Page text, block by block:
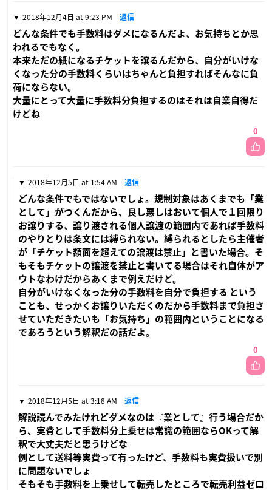
2018年12月4日 at 9:23 PM 返信
どんな条件でも手数料はダメになるんだよ、お気持ちとか思
われるでもなく。
本来ただの紙になるチケットを譲るんだから、自分がいけな
くなった分の手数料くらいはちゃんと負担すればそんなに負
荷にならない。
大量にとって大量に手数料分負担するのはそれは自業自得だ
けどね
0
2018年12月5日 at 1:54 AM 返信
どんな条件でもではないでしょ。規制対象はあくまでも「業
として」がつくんだから、良し悪しはおいて個人で１回限り
お譲りする、譲り渡される個人譲渡の範囲内であれば手数料
のやりとりは条文には縛られない。縛られるとしたら主催者
が「チケット額面を超えての譲渡は禁止」と書いた場合。そ
もそもチケットの譲渡を禁止と書いてる場合はそれ自体がア
ウトなわけだからあくまで例えだけど。
自分がいけなくなった分の手数料を自分で負担する という
ことも、せっかくお譲りいただくのだから手数料まで負担さ
せていただきたいも「お気持ち」の範囲内ということになる
であろうという解釈だの話だよ。
0
2018年12月5日 at 3:18 AM 返信
解説読んでみたけれどダメなのは『業として』行う場合だか
ら、実費として手数料分上乗せは常識の範囲ならOKって解
釈で大丈夫だと思うけどな
例として送料等実費って有ったけど、手数料も実費扱いで別
に問題ないでしょ
そもそも手数料を上乗せして転売したところで転売利益ゼロ